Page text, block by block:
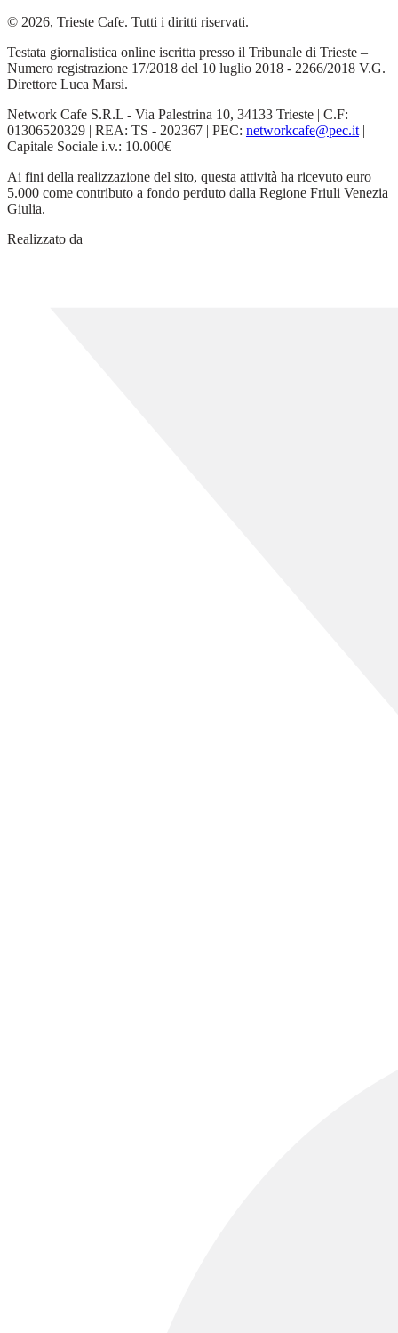
© 2026, Trieste Cafe. Tutti i diritti riservati.
Testata giornalistica online iscritta presso il Tribunale di Trieste –
Numero registrazione 17/2018 del 10 luglio 2018 - 2266/2018 V.G.
Direttore Luca Marsi.
Network Cafe S.R.L - Via Palestrina 10, 34133 Trieste | C.F:
01306520329 | REA: TS - 202367 | PEC: networkcafe@pec.it |
Capitale Sociale i.v.: 10.000€
Ai fini della realizzazione del sito, questa attività ha ricevuto euro
5.000 come contributo a fondo perduto dalla Regione Friuli Venezia
Giulia.
Realizzato da